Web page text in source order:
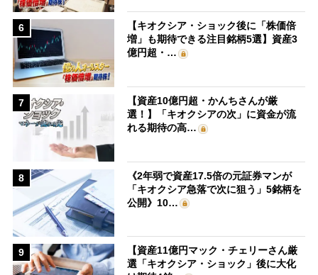
6
【キオクシア・ショック後に「株価倍
増」も期待できる注目銘柄5選】資産3
億円超・…
7
【資産10億円超・かんちさんが厳
選！】「キオクシアの次」に資金が流
れる期待の高…
8
《2年弱で資産17.5倍の元証券マンが
「キオクシア急落で次に狙う」5銘柄を
公開》10…
9
【資産11億円マック・チェリーさん厳
選「キオクシア・ショック」後に大化